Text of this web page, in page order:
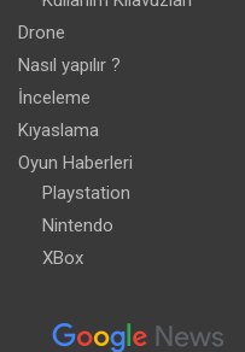
Drone
Nasıl yapılır ?
İnceleme
Kıyaslama
Oyun Haberleri
Playstation
Nintendo
XBox